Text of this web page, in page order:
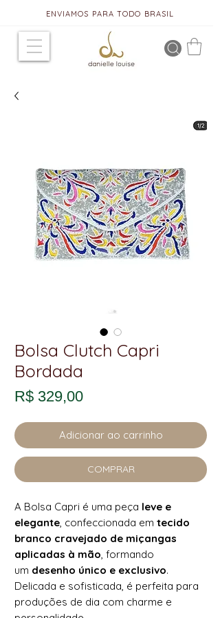
ENVIAMOS PARA TODO BRASIL
Bolsa Clutch Capri
Bordada
R$ 329,00Preço
Adicionar ao carrinho
COMPRAR
A Bolsa Capri é uma peça leve e
elegante, confeccionada em tecido
branco cravejado de miçangas
aplicadas à mão, formando
um desenho único e exclusivo.
Delicada e sofisticada, é perfeita para
produções de dia com charme e